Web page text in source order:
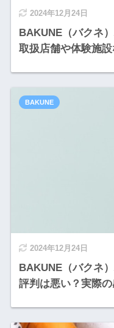
2024年12月24日
BAKUNE（バクネ
取扱店舗や体験施
2024年12月24日
BAKUNE（バクネ
評判は悪い？実際の
BAKUNE